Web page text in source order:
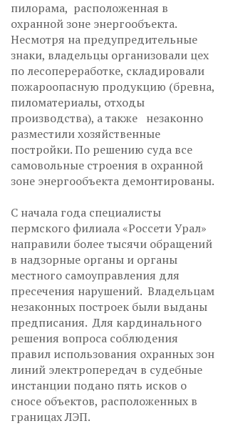
пилорама, расположенная в
охранной зоне энергообъекта.
Несмотря на предупредительные
знаки, владельцы организовали цех
по лесопереработке, складировали
пожароопасную продукцию (бревна,
пиломатериалы, отходы
производства), а также незаконно
разместили хозяйственные
постройки. По решению суда все
самовольные строения в охранной
зоне энергообъекта демонтированы.
С начала года специалисты
пермского филиала «Россети Урал»
направили более тысячи обращений
в надзорные органы и органы
местного самоуправления для
пресечения нарушений. Владельцам
незаконных построек были выданы
предписания. Для кардинального
решения вопроса соблюдения
правил использования охранных зон
линий электропередач в судебные
инстанции подано пять исков о
сносе объектов, расположенных в
границах ЛЭП.